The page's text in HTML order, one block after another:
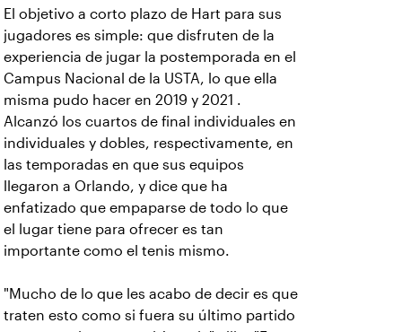
El objetivo a corto plazo de Hart para sus
jugadores es simple: que disfruten de la
experiencia de jugar la postemporada en el
Campus Nacional de la USTA, lo que ella
misma pudo hacer en 2019 y 2021 .
Alcanzó los cuartos de final individuales en
individuales y dobles, respectivamente, en
las temporadas en que sus equipos
llegaron a Orlando, y dice que ha
enfatizado que empaparse de todo lo que
el lugar tiene para ofrecer es tan
importante como el tenis mismo.
"Mucho de lo que les acabo de decir es que
traten esto como si fuera su último partido